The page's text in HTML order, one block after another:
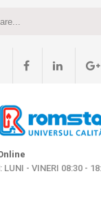
LUNI - VINERI 08:30 -